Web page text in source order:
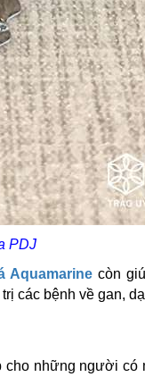
PDJ​
Aquamarinecòn
các bệnh về gan,
những người có